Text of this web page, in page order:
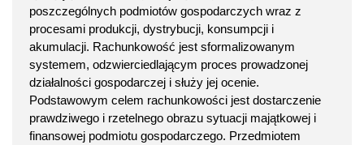
poszczególnych podmiotów gospodarczych wraz z
procesami produkcji, dystrybucji, konsumpcji i
akumulacji. Rachunkowość jest sformalizowanym
systemem, odzwierciedlającym proces prowadzonej
działalności gospodarczej i służy jej ocenie.
Podstawowym celem rachunkowości jest dostarczenie
prawdziwego i rzetelnego obrazu sytuacji majątkowej i
finansowej podmiotu gospodarczego. Przedmiotem